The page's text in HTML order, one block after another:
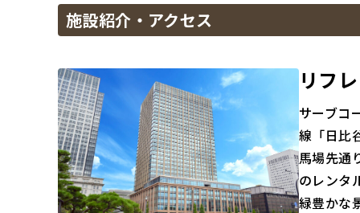
施設紹介・アクセス
リフ
サーブコ
線「日比
馬場先通
のレンタ
緑豊かな